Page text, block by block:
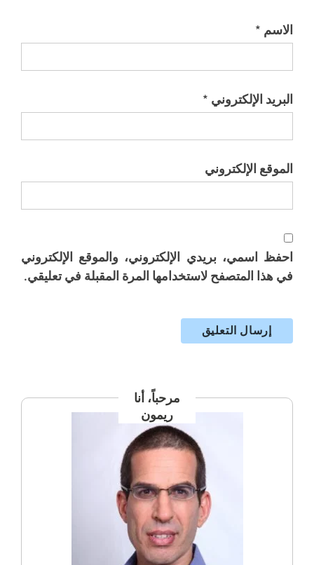
الاسم *
البريد الإلكتروني *
الموقع الإلكتروني
احفظ اسمي، بريدي الإلكتروني، والموقع الإلكتروني
في هذا المتصفح لاستخدامها المرة المقبلة في تعليقي.
مرحباً، أنا
ريمون